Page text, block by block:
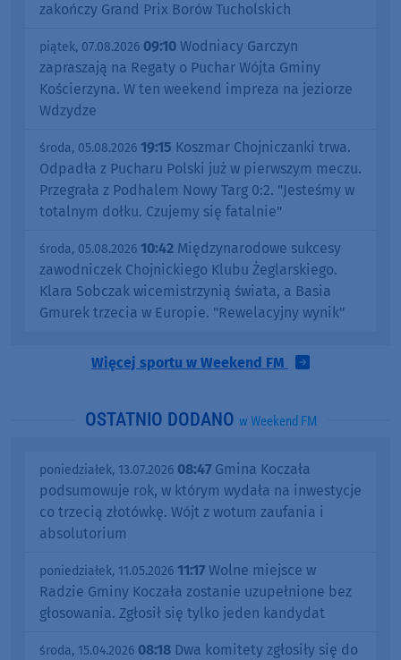
zakończy Grand Prix Borów Tucholskich
piątek, 07.08.2026 09:10 Wodniacy Garczyn
zapraszają na Regaty o Puchar Wójta Gminy
Kościerzyna. W ten weekend impreza na jeziorze
Wdzydze
środa, 05.08.2026 19:15 Koszmar Chojniczanki trwa.
Odpadła z Pucharu Polski już w pierwszym meczu.
Przegrała z Podhalem Nowy Targ 0:2. "Jesteśmy w
totalnym dołku. Czujemy się fatalnie"
środa, 05.08.2026 10:42 Międzynarodowe sukcesy
zawodniczek Chojnickiego Klubu Żeglarskiego.
Klara Sobczak wicemistrzynią świata, a Basia
Gmurek trzecia w Europie. "Rewelacyjny wynik"
Więcej sportu w Weekend FM
OSTATNIO DODANO w Weekend FM
poniedziałek, 13.07.2026 08:47 Gmina Koczała
podsumowuje rok, w którym wydała na inwestycje
co trzecią złotówkę. Wójt z wotum zaufania i
absolutorium
poniedziałek, 11.05.2026 11:17 Wolne miejsce w
Radzie Gminy Koczała zostanie uzupełnione bez
głosowania. Zgłosił się tylko jeden kandydat
środa, 15.04.2026 08:18 Dwa komitety zgłosiły się do